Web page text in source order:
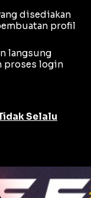
disediakan
profil
langsung
proses login
Selalu